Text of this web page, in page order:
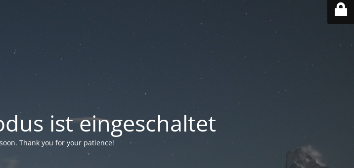
ist eingeschaltet
Thank you for your patience!